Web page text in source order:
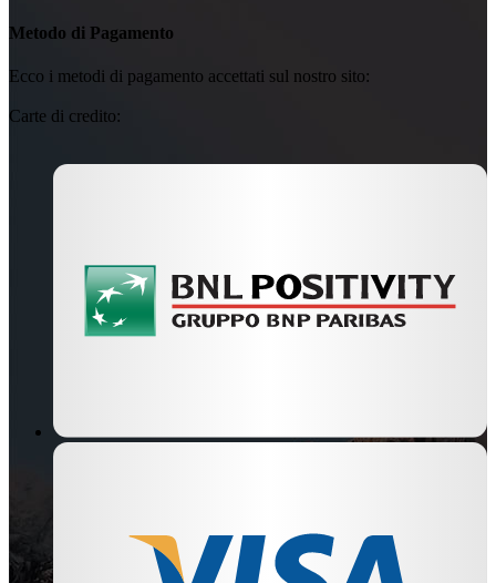
Metodo di Pagamento
Ecco i metodi di pagamento accettati sul nostro sito:
Carte di credito: